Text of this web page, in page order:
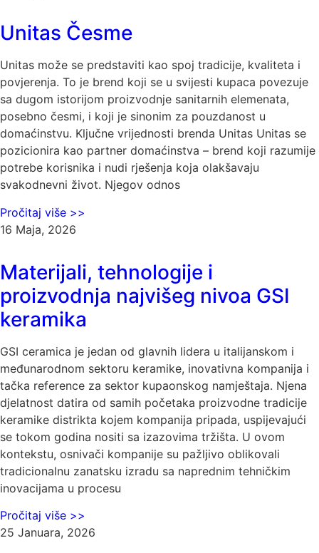
Unitas Česme
Unitas može se predstaviti kao spoj tradicije, kvaliteta i
povjerenja. To je brend koji se u svijesti kupaca povezuje
sa dugom istorijom proizvodnje sanitarnih elemenata,
posebno česmi, i koji je sinonim za pouzdanost u
domaćinstvu. Ključne vrijednosti brenda Unitas Unitas se
pozicionira kao partner domaćinstva – brend koji razumije
potrebe korisnika i nudi rješenja koja olakšavaju
svakodnevni život. Njegov odnos
Pročitaj više >>
16 Maja, 2026
Materijali, tehnologije i
proizvodnja najvišeg nivoa GSI
keramika
GSI ceramica je jedan od glavnih lidera u italijanskom i
međunarodnom sektoru keramike, inovativna kompanija i
tačka reference za sektor kupaonskog namještaja. Njena
djelatnost datira od samih početaka proizvodne tradicije
keramike distrikta kojem kompanija pripada, uspijevajući
se tokom godina nositi sa izazovima tržišta. U ovom
kontekstu, osnivači kompanije su pažljivo oblikovali
tradicionalnu zanatsku izradu sa naprednim tehničkim
inovacijama u procesu
Pročitaj više >>
25 Januara, 2026